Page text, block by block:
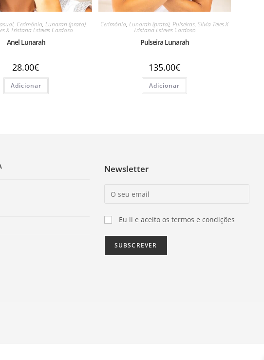
, Cerimónia, Lunarah (prata),
X Tristana Esteves Cardoso
Anel Lunarah
28.00€
Adicionar
Cerimónia,Lunarah (prata),Pulseiras,Silvia Teles X
Tristana Esteves Cardoso
Pulseira Lunarah
135.00€
Adicionar
Newsletter
Eu li e aceito os termos e condições